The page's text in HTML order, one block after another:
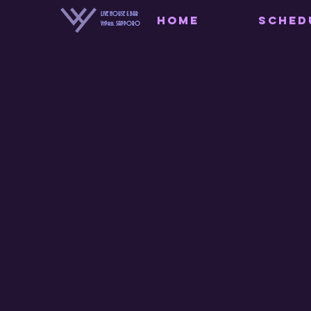
LIVE HOUSE & BAR
VyPass. SAPPORO
HOME